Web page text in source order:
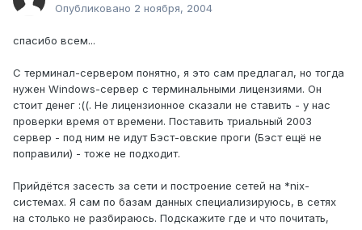
Опубликовано 2 ноября, 2004
спасибо всем...
С терминал-сервером понятно, я это сам предлагал, но тогда
нужен Windows-сервер с терминальными лицензиями. Он
стоит денег :((. Не лицензионное сказали не ставить - у нас
проверки время от времени. Поставить триальный 2003
сервер - под ним не идут Бэст-овские проги (Бэст ещё не
поправили) - тоже не подходит.
Прийдётся засесть за сети и построение сетей на *nix-
системах. Я сам по базам данных специализируюсь, в сетях
на столько не разбираюсь. Подскажите где и что почитать,